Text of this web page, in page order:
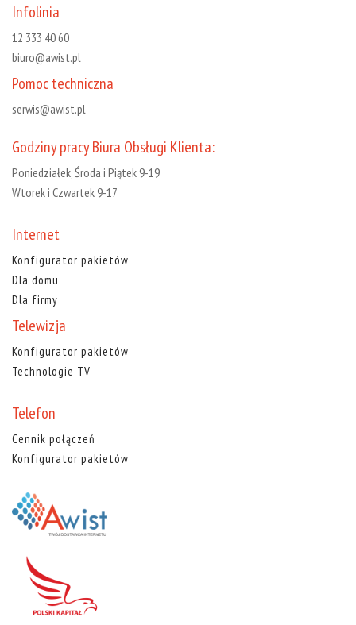
Infolinia
12 333 40 60
biuro@awist.pl
Pomoc techniczna
serwis@awist.pl
Godziny pracy Biura Obsługi Klienta:
Poniedziałek, Środa i Piątek 9-19
Wtorek i Czwartek 9-17
Internet
Konfigurator pakietów
Dla domu
Dla firmy
Telewizja
Konfigurator pakietów
Technologie TV
Telefon
Cennik połączeń
Konfigurator pakietów